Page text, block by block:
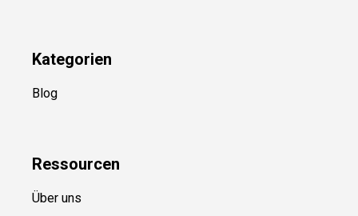
Kategorien
Blog
Ressourcen
Über uns